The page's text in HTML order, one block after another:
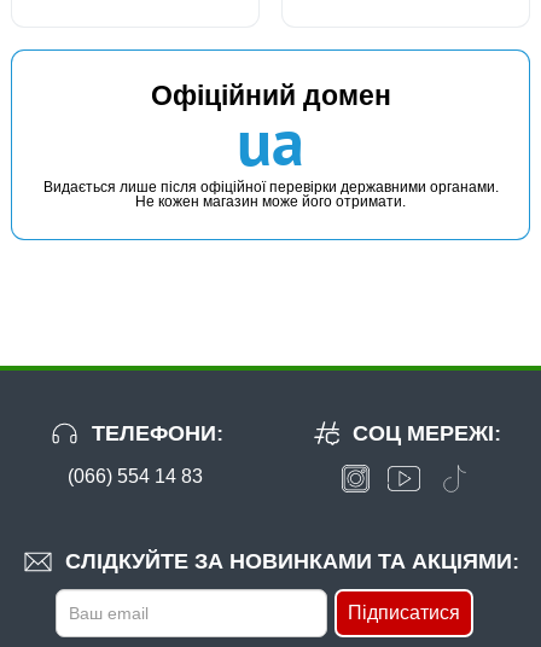
Офіційний домен
ua
Видається лише після офіційної перевірки державними органами.
Не кожен магазин може його отримати.
ТЕЛЕФОНИ:
(066) 554 14 83
СЛІДКУЙТЕ ЗА НОВИНКАМИ ТА АКЦІЯМИ:
Підписатися
СОЦ МЕРЕЖІ: